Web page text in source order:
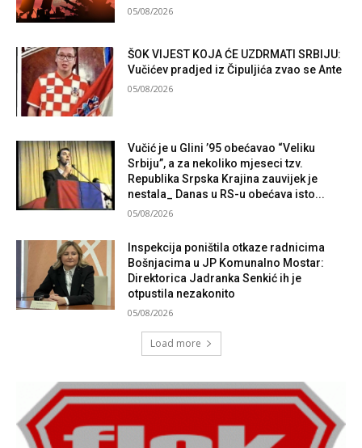
05/08/2026
ŠOK VIJEST KOJA ĆE UZDRMATI SRBIJU:
Vučićev pradjed iz Čipuljića zvao se Ante
05/08/2026
Vučić je u Glini ’95 obećavao “Veliku
Srbiju”, a za nekoliko mjeseci tzv.
Republika Srpska Krajina zauvijek je
nestala_ Danas u RS-u obećava isto...
05/08/2026
Inspekcija poništila otkaze radnicima
Bošnjacima u JP Komunalno Mostar:
Direktorica Jadranka Senkić ih je
otpustila nezakonito
05/08/2026
Load more